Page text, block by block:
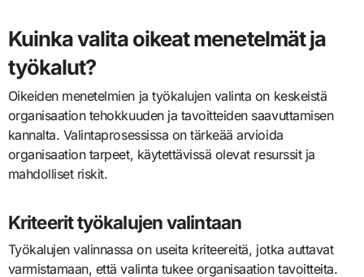
Kuinka valita oikeat menetelmät ja
työkalut?
Oikeiden menetelmien ja työkalujen valinta on keskeistä
organisaation tehokkuuden ja tavoitteiden saavuttamisen
kannalta. Valintaprosessissa on tärkeää arvioida
organisaation tarpeet, käytettävissä olevat resurssit ja
mahdolliset riskit.
Kriteerit työkalujen valintaan
Työkalujen valinnassa on useita kriteereitä, jotka auttavat
varmistamaan, että valinta tukee organisaation tavoitteita.